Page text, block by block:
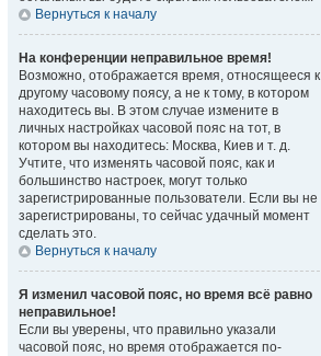
Вернуться к началу
На конференции неправильное время!
Возможно, отображается время, относящееся к
другому часовому поясу, а не к тому, в котором
находитесь вы. В этом случае измените в
личных настройках часовой пояс на тот, в
котором вы находитесь: Москва, Киев и т. д.
Учтите, что изменять часовой пояс, как и
большинство настроек, могут только
зарегистрированные пользователи. Если вы не
зарегистрированы, то сейчас удачный момент
сделать это.
Вернуться к началу
Я изменил часовой пояс, но время всё равно
неправильное!
Если вы уверены, что правильно указали
часовой пояс, но время отображается по-